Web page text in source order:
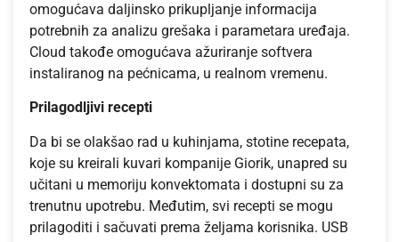
omogućava daljinsko prikupljanje informacija
potrebnih za analizu grešaka i parametara uređaja.
Cloud takođe omogućava ažuriranje softvera
instaliranog na pećnicama, u realnom vremenu.
Prilagodljivi recepti
Da bi se olakšao rad u kuhinjama, stotine recepata,
koje su kreirali kuvari kompanije Giorik, unapred su
učitani u memoriju konvektomata i dostupni su za
trenutnu upotrebu. Međutim, svi recepti se mogu
prilagoditi i sačuvati prema željama korisnika. USB